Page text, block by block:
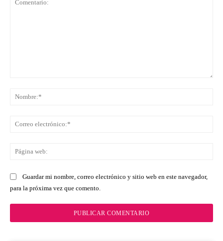
Guardar mi nombre, correo electrónico y sitio web en este navegador,
para la próxima vez que comento.